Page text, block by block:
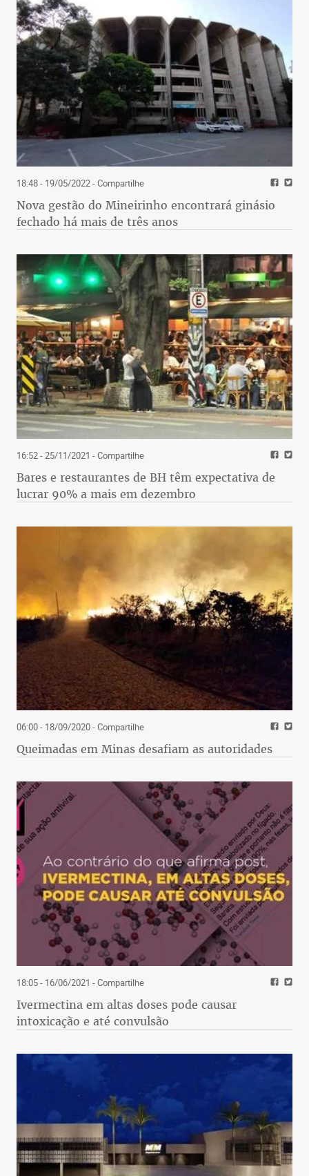
18:48 - 19/05/2022- Compartilhe
Nova gestão do Mineirinho encontrará ginásio
fechado há mais de três anos
16:52 - 25/11/2021 - Compartilhe
Bares e restaurantes de BH têm expectativa de
lucrar 90% a mais em dezembro
06:00 - 18/09/2020- Compartilhe
Queimadas em Minas desafiam as autoridades
18:05 - 16/06/2021 - Compartilhe
Ivermectina em altas doses pode causar
intoxicação e até convulsão